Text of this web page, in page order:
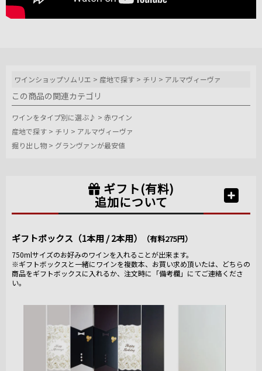
ワインショップソムリエ > 産地で探す > チリ > アルマヴィーヴァ
この商品の関連カテゴリ
ワインをタイプ別に選ぶ♪ > 赤ワイン
産地で探す > チリ > アルマヴィーヴァ
掘り出し物 > グランヴァンが最安値
ギフト(有料)
追加について
ギフトボックス（1本用 / 2本用） （有料275円）
750mlサイズのお好みのワインを入れることが出来ます。
※ギフトボックスと一緒にワインを複数本、お買い求め頂いたは、どちらの
商品をギフトボックスに入れるか、注文時に「備考欄」にてご連絡くださ
い。